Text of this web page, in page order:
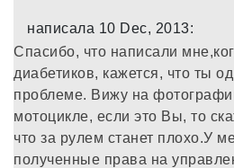
написала 10 Dec, 2013:
Спасибо, что написали
диабетиков, кажется, что ты
проблеме. Вижу на
мотоцикле, если это Вы, то
что за рулем станет плохо.У
полученные права на